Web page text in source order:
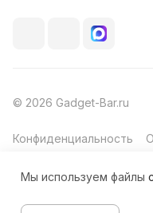
© 2026 Gadget-Bar.ru
Конфиденциальность
Мы используем файлы